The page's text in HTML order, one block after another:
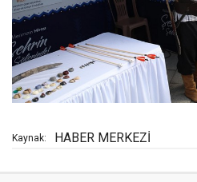
Kaynak: HABER MERKEZİ